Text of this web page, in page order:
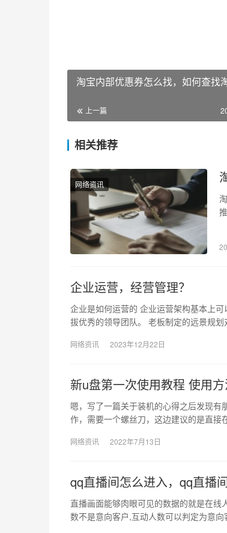
淘宝内部优惠券怎么找，如何查找
上一篇
相关推荐
网络资讯
企业运营，经营管理？
企业是如何运营的 企业运营架构基本上
拔优秀的领导团队。 老板制定的远景规
网络资讯 2023年12月22日
新u盘第一次使用教程 使用
嗯，写了一篇关于装机的心得之后发现
作，需要一个螺丝刀，这边建议的是直
网络资讯 2022年7月13日
qq直播间怎么进入，qq直播
直播画面能够肉眼可见的数据的就是在
数不是意向客户,互动人数可以判定为意